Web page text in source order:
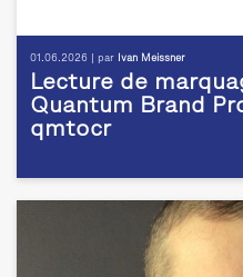
01.06.2026 | par Ivan Meissner
Lecture de
Quantum Brand
qmtocr